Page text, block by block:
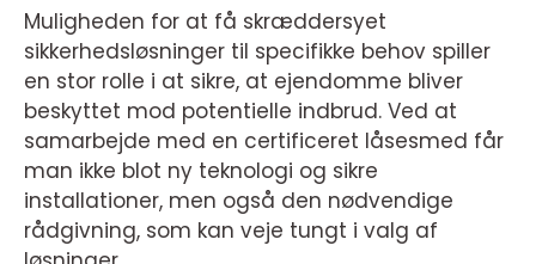
Muligheden for at få skræddersyet
sikkerhedsløsninger til specifikke behov spiller
en stor rolle i at sikre, at ejendomme bliver
beskyttet mod potentielle indbrud. Ved at
samarbejde med en certificeret låsesmed får
man ikke blot ny teknologi og sikre
installationer, men også den nødvendige
rådgivning, som kan veje tungt i valg af